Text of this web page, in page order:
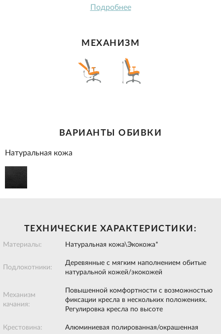
Подробнее
МЕХАНИЗМ
ВАРИАНТЫ ОБИВКИ
Натуральная кожа
ТЕХНИЧЕСКИЕ ХАРАКТЕРИСТИКИ:
Материалы: Натуральная кожа\Экокожа*
Подлокотники:
Деревянные с мягким наполнением обитые
натуральной кожей/экокожей
Механизм
качания:
Повышенной комфортности с возможностью
фиксации кресла в нескольких положениях.
Регулировка кресла по высоте
Крестовина: Алюминиевая полированная/окрашенная